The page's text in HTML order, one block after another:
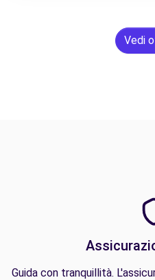
Vedi
Guida con tranquillità.